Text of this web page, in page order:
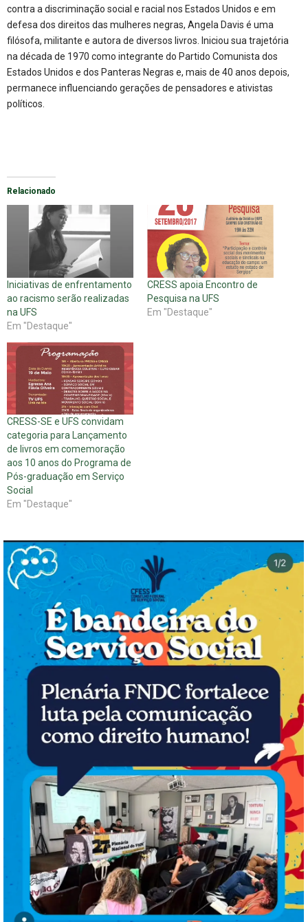
contra a discriminação social e racial nos Estados Unidos e em
defesa dos direitos das mulheres negras, Angela Davis é uma
filósofa, militante e autora de diversos livros. Iniciou sua trajetória
na década de 1970 como integrante do Partido Comunista dos
Estados Unidos e dos Panteras Negras e, mais de 40 anos depois,
permanece influenciando gerações de pensadores e ativistas
políticos.
Relacionado
Iniciativas de enfrentamento
ao racismo serão realizadas
na UFS
Em "Destaque"
CRESS apoia Encontro de
Pesquisa na UFS
Em "Destaque"
CRESS-SE e UFS convidam
categoria para Lançamento
de livros em comemoração
aos 10 anos do Programa de
Pós-graduação em Serviço
Social
Em "Destaque"